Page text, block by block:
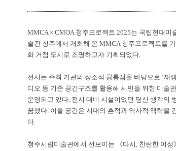
MMCA × CMOA 청주프로젝트 2025는 국립현대미
술관 청주에서 개최해 온 MMCA 청주프로젝트를
화 거점 도시로 조명하고자 기획되었다.
전시는 주최 기관의 장소적 공통점을 바탕으로 ‘재생
디오 등 기존 공간구조를 활용해 시민을 위한 미술
운영되고 있다. 전시 대비 시설이었던 당산 생각의
꿈했다. 이들 공간은 시대의 흔적과 역사적 맥락을
다.
청주시립미술관에서 선보이는 《다시, 찬란한 여정 》